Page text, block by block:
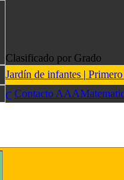
Clasificado por Grado
Jardín de infantes |
Contacto